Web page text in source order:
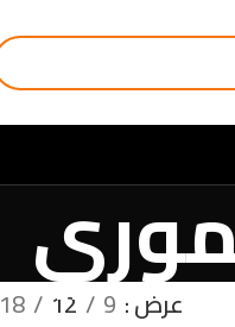
عرض 9
12
18